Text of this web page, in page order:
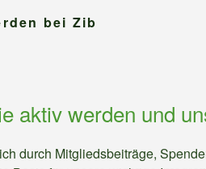
bei Zib
aktiv werden und
durch Mitgliedsbeiträge,